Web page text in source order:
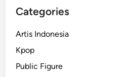
Categories
Artis Indonesia
Kpop
Public Figure